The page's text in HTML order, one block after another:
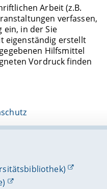
Arbeit (z.B.
verfassen,
ein, in der Sie
eigenständig erstellt
Hilfsmittel
Vordruck finden